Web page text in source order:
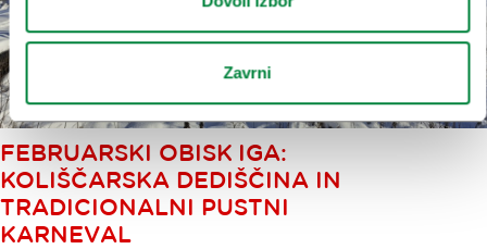
Zavrni
FEBRUARSKI OBISK IGA:
KOLIŠČARSKA DEDIŠČINA IN
TRADICIONALNI PUSTNI
KARNEVAL